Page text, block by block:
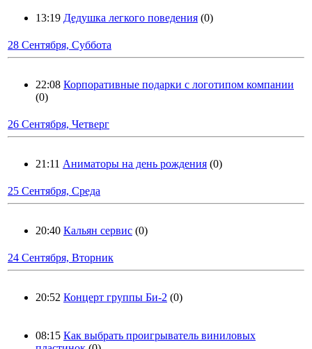
13:19 Дедушка легкого поведения (0)
28 Сентября, Суббота
22:08 Корпоративные подарки с логотипом компании
(0)
26 Сентября, Четверг
21:11 Аниматоры на день рождения (0)
25 Сентября, Среда
20:40 Кальян сервис (0)
24 Сентября, Вторник
20:52 Концерт группы Би-2 (0)
08:15 Как выбрать проигрыватель виниловых